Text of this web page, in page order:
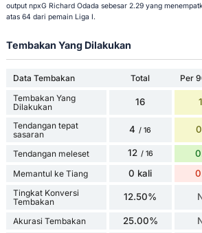
output npxG Richard Odada sebesar 2.29 yang
atas 64 dari pemain Liga I.
Tembakan Yang Dilakukan
Data Tembakan Total Per
Tembakan Yang
Dilakukan
16
Tendangan tepat
sasaran
4 / 16
Tendangan meleset 12 / 16
Memantul ke Tiang 0 kali
Tingkat Konversi
Tembakan
12.50%
Akurasi Tembakan 25.00%